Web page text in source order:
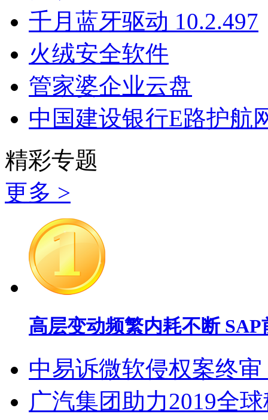
千月蓝牙驱动 10.2.497
火绒安全软件
管家婆企业云盘
中国建设银行E路护航
精彩专题
更多 >
高层变动频繁内耗不断 SAP
中易诉微软侵权案终
广汽集团助力2019全